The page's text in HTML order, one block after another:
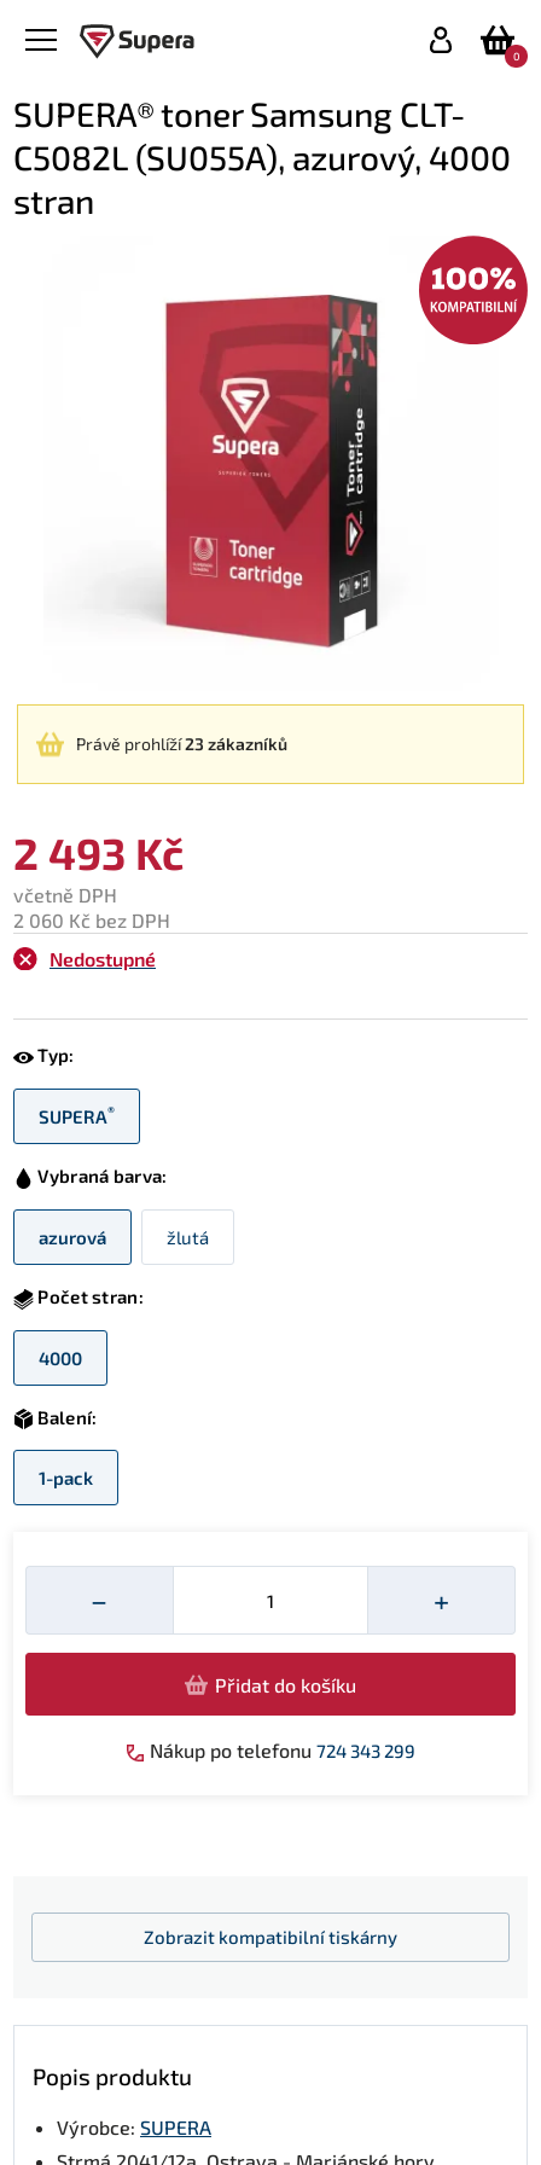
0
SUPERA® toner Samsung CLT-
C5082L (SU055A), azurový, 4000
stran
Právě prohlíží23 zákazníků
2 493 Kč
včetně DPH
2 060 Kč bez DPH
Nedostupné
Typ:
SUPERA®
Vybraná barva:
azurová žlutá
Počet stran:
4000
Balení:
1-pack
−
Množství
+
Přidat do košíku
Nákup po telefonu 724 343 299
Zobrazit kompatibilní tiskárny
Popis produktu
Výrobce: SUPERA